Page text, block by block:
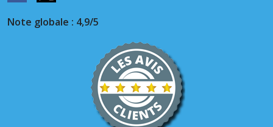
Note globale : 4,9/5